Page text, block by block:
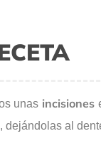
unas incisiones
, dejándolas al